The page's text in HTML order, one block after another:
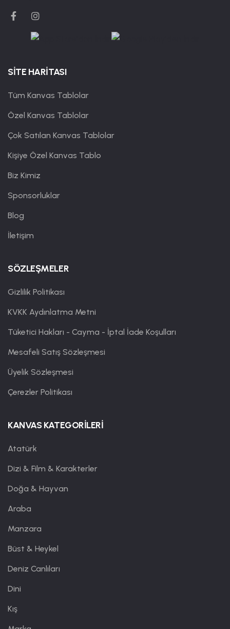
SİTE HARİTASI
Tüm Kanvas Tablolar
Özel Kanvas Tablolar
Çok Satılan Kanvas Tablolar
Kişiye Özel Kanvas Tablo
Biz Kimiz
Sponsorluklar
Blog
İletişim
SÖZLEŞMELER
Gizlilik Politikası
KVKK Aydınlatma Metni
Tüketici Hakları - Cayma - İptal İade Koşulları
Mesafeli Satış Sözleşmesi
Üyelik Sözleşmesi
Çerezler Politikası
KANVAS KATEGORİLERİ
Atatürk
Dizi & Film & Karakterler
Doğa & Hayvan
Araba
Manzara
Büst & Heykel
Deniz Canlıları
Dini
Kış